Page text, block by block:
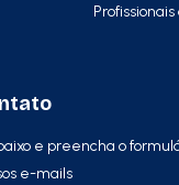
e preencha o
e-mails